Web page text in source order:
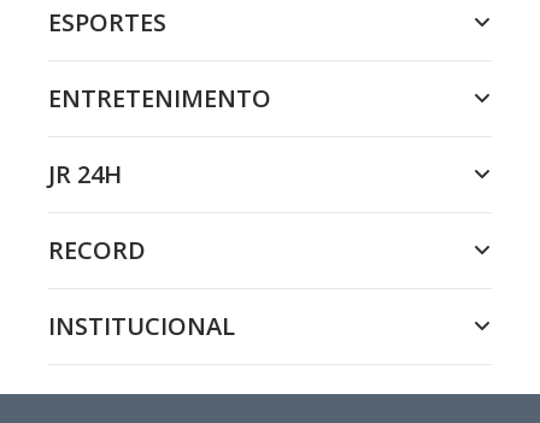
ESPORTES
ENTRETENIMENTO
JR 24H
RECORD
INSTITUCIONAL